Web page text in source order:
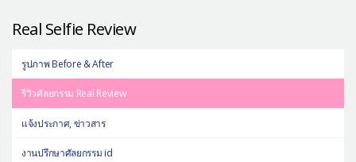
Real Selfie Review
รูปภาพ Before & After
รีวิวศัลยกรรม Real Review
แจ้งประกาศ, ข่าวสาร
งานปรึกษาศัลยกรรม id